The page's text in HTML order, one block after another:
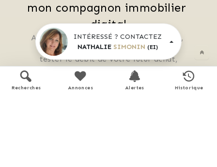
mon compagnon immobilier
digital
Accès à toutes les ventes immobilières,
boussole à réalité augmentée,
tester le débit de votre futur achat,
calculatrice de mensualité, etc.
INTÉRESSÉ ? CONTACTEZ
NATHALIE SIMONIN (EI)
Recherches Annonces Alertes Historique